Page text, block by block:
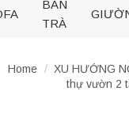
BÀN
TRÀ
Home / XU HƯỚNG
thự vườn 2